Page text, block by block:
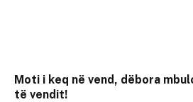
Moti i keq në vend, dëbora
të vendit!